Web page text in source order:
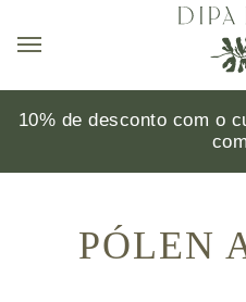
10% de desconto com o
PÓLEN